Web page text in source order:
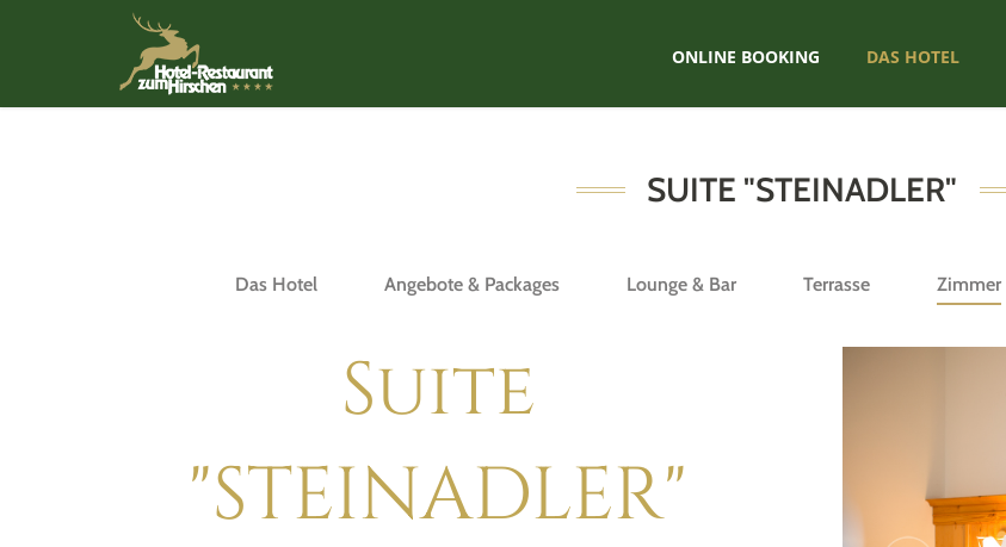
ONLINE BOOKING
DAS HOTEL
SUITE "STEINADLER"
Das Hotel Angebote & Packages Lounge & Bar Terrasse Zimmer
Suite
"STEINADLER"